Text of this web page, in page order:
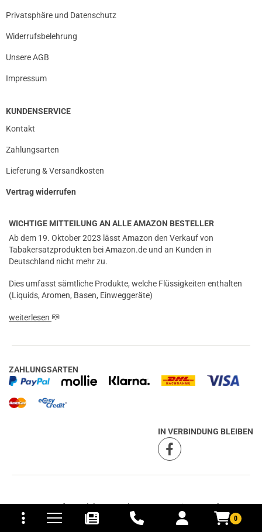
0
und Versandkosten
Privatsphäre und Datenschutz
Widerrufsbelehrung
Unsere AGB
Impressum
KUNDENSERVICE
Kontakt
Zahlungsarten
Lieferung & Versandkosten
Vertrag widerrufen
WICHTIGE MITTEILUNG AN ALLE AMAZON BESTELLER
Ab dem 19. Oktober 2023 lässt Amazon den Verkauf von
Tabakersatzprodukten bei Amazon.de und an Kunden in
Deutschland nicht mehr zu.
Dies umfasst sämtliche Produkte, welche Flüssigkeiten enthalten
(Liquids, Aromen, Basen, Einweggeräte)
weiterlesen
ZAHLUNGSARTEN
IN VERBINDUNG BLEIBEN
Umfangreiches Angebot:Unser Sortiment umfasstE-
Zigaretten
,E-Liquids Aromen Verdampferaber